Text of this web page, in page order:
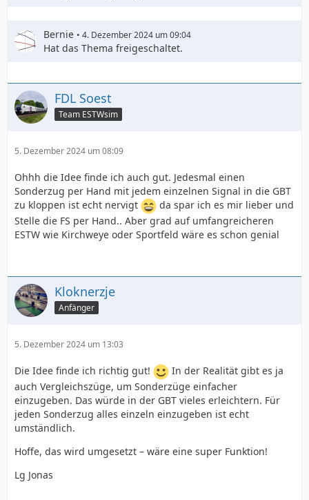
Bernie 4. Dezember 2024 um 09:04
Hat das Thema freigeschaltet.
FDL Soest
Team ESTWsim
5. Dezember 2024 um 08:09
Ohhh die Idee finde ich auch gut. Jedesmal einen
Sonderzug per Hand mit jedem einzelnen Signal in die GBT
zu kloppen ist echt nervigt
da spar ich es mir lieber und
Stelle die FS per Hand.. Aber grad auf umfangreicheren
ESTW wie Kirchweye oder Sportfeld wäre es schon genial
Kloknerzje
Anfänger
5. Dezember 2024 um 13:03
Die Idee finde ich richtig gut!
In der Realität gibt es ja
auch Vergleichszüge, um Sonderzüge einfacher
einzugeben. Das würde in der GBT vieles erleichtern. Für
jeden Sonderzug alles einzeln einzugeben ist echt
umständlich.
Hoffe, das wird umgesetzt – wäre eine super Funktion!
Lg Jonas